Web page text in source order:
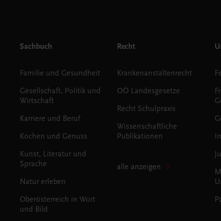
Sachbuch
Familie und Gesundheit
Gesellschaft, Politik und
Wirtschaft
Karriere und Beruf
Kochen und Genuss
Kunst, Literatur und
Sprache
Natur erleben
Oberösterreich in Wort
und Bild
Recht
Krankenanstaltenrecht
OÖ Landesgesetze
Recht Schulpraxis
Wissenschaftliche
Publikationen
alle anzeigen